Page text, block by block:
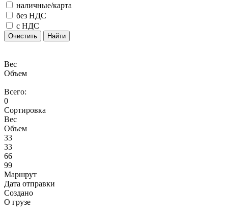
наличные/карта
без НДС
с НДС
Очистить Найти
Вес
Объем
Всего:
0
Сортировка
Вес
Объем
33
33
66
99
Маршрут
Дата отправки
Создано
О грузе